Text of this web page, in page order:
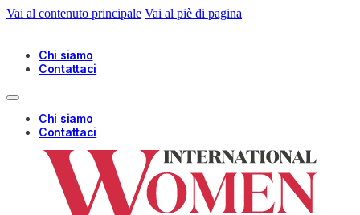
Vai al contenuto principale Vai al piè di pagina
Chi siamo
Contattaci
Chi siamo
Contattaci